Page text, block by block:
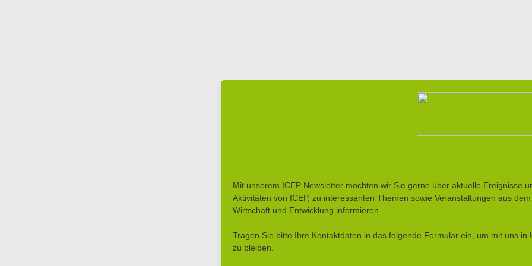
Mit unserem ICEP Newsletter möchten wir Sie gerne über aktuelle Ereignisse
Aktivitäten von ICEP, zu interessanten Themen sowie Veranstaltungen aus
Wirtschaft und Entwicklung informieren.
Tragen Sie bitte Ihre Kontaktdaten in das folgende Formular ein, um mit uns in
zu bleiben.